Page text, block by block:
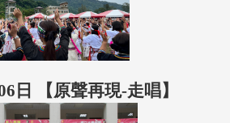
日 【原聲再現-走唱】